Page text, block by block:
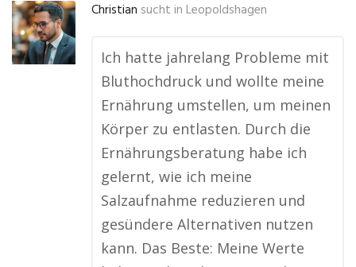
Christian sucht in Leopoldshagen
Ich hatte jahrelang Probleme mit
Bluthochdruck und wollte meine
Ernährung umstellen, um meinen
Körper zu entlasten. Durch die
Ernährungsberatung habe ich
gelernt, wie ich meine
Salzaufnahme reduzieren und
gesündere Alternativen nutzen
kann. Das Beste: Meine Werte